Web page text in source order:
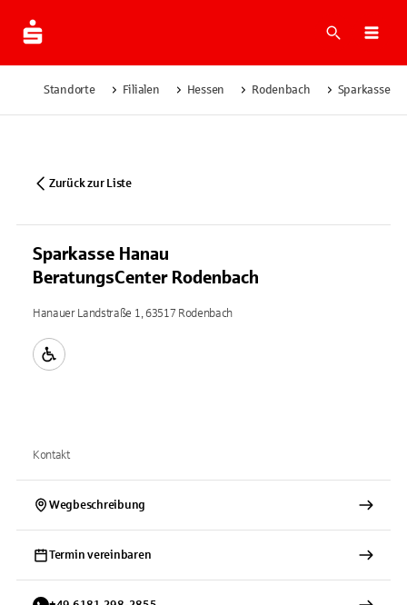
Suche
Standorte Filialen Hessen Rodenbach Sparkasse
Zurück zur Liste
Sparkasse Hanau
BeratungsCenter Rodenbach
Hanauer Landstraße 1, 63517 Rodenbach
Kontakt
Wegbeschreibung
Termin vereinbaren